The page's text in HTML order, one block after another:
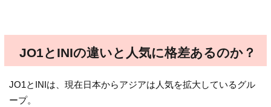
JO1とINIの違いと人気に格差あるのか？
JO1とINIは、現在日本からアジアは人気を拡大しているグル
ープ。